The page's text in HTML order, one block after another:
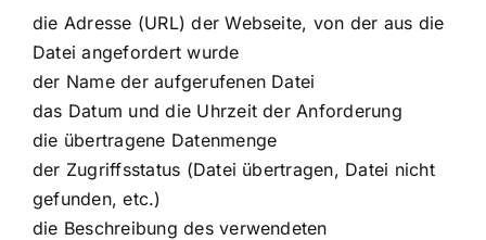
die Adresse (URL) der Webseite, von der aus die
Datei angefordert wurde
der Name der aufgerufenen Datei
das Datum und die Uhrzeit der Anforderung
die übertragene Datenmenge
der Zugriffsstatus (Datei übertragen, Datei nicht
gefunden, etc.)
die Beschreibung des verwendeten